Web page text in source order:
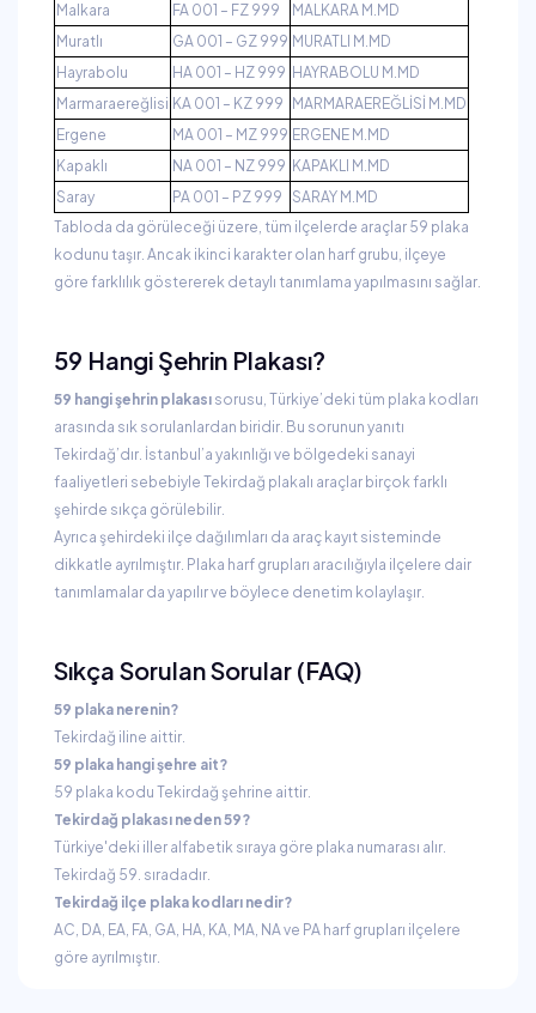
Malkara
FA 001 – FZ 999
MALKARA M.MD
Muratlı
GA 001 – GZ 999 MURATLI M.MD
Hayrabolu
HA 001 – HZ 999 HAYRABOLU M.MD
Marmaraereğlisi KA 001 – KZ 999
MARMARAEREĞLİSİ M.MD
Ergene
MA 001 – MZ 999 ERGENE M.MD
Kapaklı
NA 001 – NZ 999 KAPAKLI M.MD
Saray
PA 001 – PZ 999
SARAY M.MD
Tabloda da görüleceği üzere, tüm ilçelerde araçlar 59 plaka
kodunu taşır. Ancak ikinci karakter olan harf grubu, ilçeye
göre farklılık göstererek detaylı tanımlama yapılmasını sağlar.
59 Hangi Şehrin Plakası?
59 hangi şehrin plakası sorusu, Türkiye’deki tüm plaka kodları
arasında sık sorulanlardan biridir. Bu sorunun yanıtı
Tekirdağ’dır. İstanbul’a yakınlığı ve bölgedeki sanayi
faaliyetleri sebebiyle Tekirdağ plakalı araçlar birçok farklı
şehirde sıkça görülebilir.
Ayrıca şehirdeki ilçe dağılımları da araç kayıt sisteminde
dikkatle ayrılmıştır. Plaka harf grupları aracılığıyla ilçelere dair
tanımlamalar da yapılır ve böylece denetim kolaylaşır.
Sıkça Sorulan Sorular (FAQ)
59 plaka nerenin?
Tekirdağ iline aittir.
59 plaka hangi şehre ait?
59 plaka kodu Tekirdağ şehrine aittir.
Tekirdağ plakası neden 59?
Türkiye'deki iller alfabetik sıraya göre plaka numarası alır.
Tekirdağ 59. sıradadır.
Tekirdağ ilçe plaka kodları nedir?
AC, DA, EA, FA, GA, HA, KA, MA, NA ve PA harf grupları ilçelere
göre ayrılmıştır.